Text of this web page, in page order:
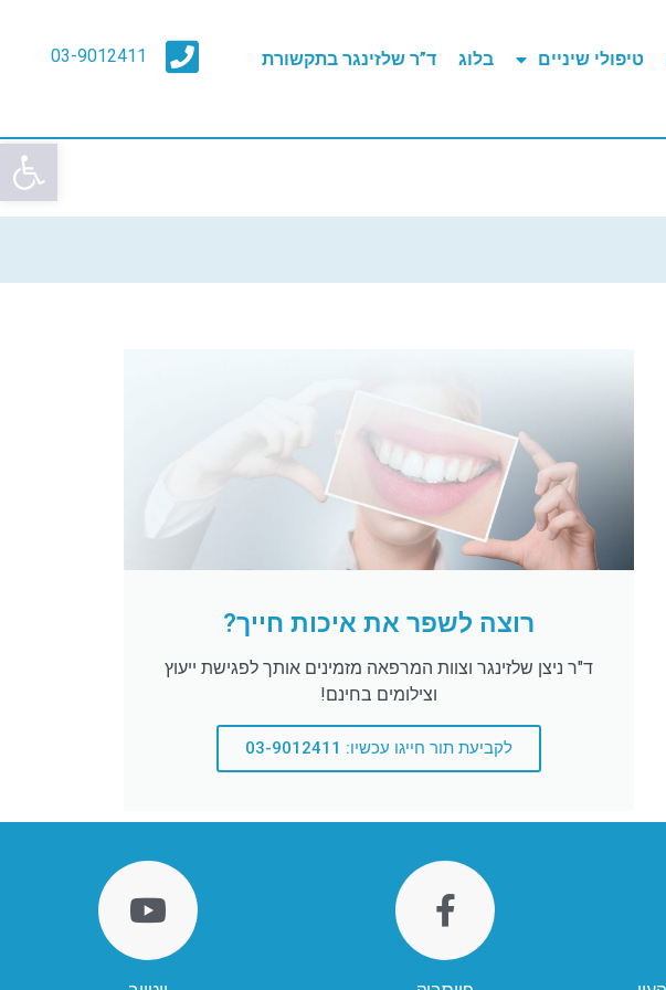
פתח
טיפולי שיניים בלוג ד”ר שלזינגר בתקשורת 03-9012411
רוצה לשפר את איכות חייך?
ד"ר ניצן שלזינגר וצוות המרפאה מזמינים אותך לפגישת ייעוץ
וצילומים בחינם!
לקביעת תור חייגו עכשיו: 03-9012411